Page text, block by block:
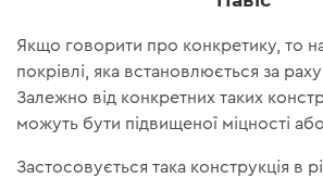
Якщо говорити про конкретику, то
покрівлі, яка встановлюється за
Залежно від конкретних таких
можуть бути підвищеної міцності
Застосовується така конструкція в